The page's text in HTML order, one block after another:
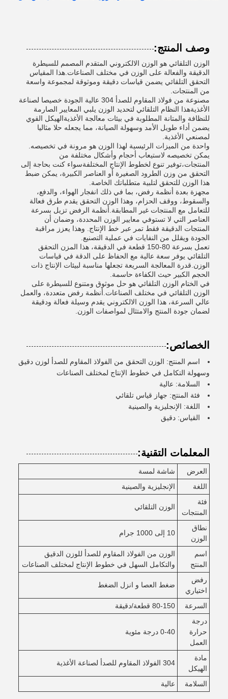
وصف المنتج:
الوزن التلقائي هو الوزن الالكتروني المتقدم المصمم للسيطرة
الدقيقة والفعالة على الوزن في مختلف الصناعات.هذا المقياس
التحقق التلقائي يضمن قياسات دقيقة وموثوقة لمجموعة واسعة
من المنتجات.
مصنوعة من فولاذ المقاوم للصدأ 304 عالية الجودة خصيصا لصناعة
الأغذيةهذا النظام التلقائي لتحديد الوزن يلبي المعايير الصارمة
للنظافة والمتانة المطلوبة في بيئات معالجة الأغذيةالهيكل القوي
يضمن أداء طويل الأمد وسهولة الصيانة، مما يجعله حلا مثاليا
لمصنعي الأغذية.
واحدة من الميزات الرئيسية لهذا الوزن هو مرونة في تخصيصه.
يمكن تخصيصه لاستيعاب أحجام وأشكال مختلفة من
المنتجات،توفير تنوع لخطوط الإنتاج المختلفةسواء كنت بحاجة إلى
التحقق من وزن الطرود الصغيرة أو العناصر الكبيرة، يمكن ضبط
هذا الوزن للتحقق لتلبية متطلباتك الخاصة.
مجهزة بعدة أنظمة رفض، بما في ذلك انفجار الهواء، والدفع،
والسقوط، ووقف الحزام، وهذا الوزن التحقق يقدم طرق فعالة
للتعامل مع المنتجات غير المطابقة.أنظمة الرفض تزيل بسرعة
العناصر التي لا تستوفي معايير الوزن المحددة، وضمان أن
المنتجات الدقيقة فقط تمر عبر خط الإنتاج. وهذا يعزز مراقبة
الجودة ويقلل من النفايات في عملية التصنيع.
تعمل بسرعة 80-150 قطعة في الدقيقة، هذا المزن التحقق
التلقائي يوفر سعة عالية مع الحفاظ على الدقة في قياسات
الوزن.قدرة المعالجة السريعة تجعلها مناسبة لبيئات الإنتاج ذات
الحجم الكبير حيث الكفاءة حاسمة.
في الختام الوزن التلقائي هو حل موثوق ومتنوع للسيطرة على
الوزن التلقائي في مختلف الصناعات.أنظمة رفض متعددة، والعمل
عالي السرعة، هذا الوزن الالكتروني يقدم وسيلة فعالة ودقيقة
لضمان جودة المنتج والامتثال لمواصفات الوزن.
الخصائص:
اسم المنتج: الوزن التحقق من الفولاذ المقاوم للصدأ لوزن دقيق
وسهولة التكامل في خطوط الإنتاج لمختلف الصناعات
السلامة: عالية
فئة المنتج: جهاز قياس تلقائي
اللغة: الإنجليزية والصينية
القياس: دقيق
المعلمات التقنية:
العرض
شاشة لمسة
اللغة
الإنجليزية والصينية
فئة
المنتجات
الوزن التلقائي
نطاق
الوزن
10 إلى 1000 جرام
اسم
المنتج
الوزن من الفولاذ المقاوم للصدأ للوزن الدقيق
والتكامل السهل في خطوط الإنتاج لمختلف الصناعات
رفض
اختياري
ضغط العصا و انزل الضغط
السرعة
80-150 قطعة/دقيقة
درجة
حرارة
العمل
0-40 درجة مئوية
مادة
الهيكل
304 الفولاذ المقاوم للصدأ لصناعة الأغذية
السلامة عالية